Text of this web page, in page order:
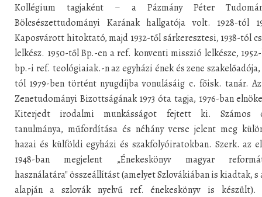
Kollégium tagjaként – a Pázmány Péter
Bölcsészettudományi Karának hallgatója volt. 1928-tól
Kaposvárott hitoktató, majd 1932-től sárkeresztesi, 1938-tól
lelkész. 1950-től Bp.-en a ref. konventi misszió lelkésze,
bp.-i ref. teológiaiak.-n az egyházi ének és zene szakelőadója,
tól 1979-ben történt nyugdíjba vonulásáig c. főisk. tanár.
Zenetudományi Bizottságának 1973 óta tagja, 1976-ban
Kiterjedt irodalmi munkásságot fejtett ki. Számos
tanulmánya, műfordítása és néhány verse jelent meg
hazai és külföldi egyházi és szakfolyóiratokban. Szerk. az
1948-ban megjelent „Énekeskönyv magyar
használatára" összeállítást (amelyet Szlovákiában is kiadtak, s
alapján a szlovák nyelvű ref. énekeskönyv is készült).